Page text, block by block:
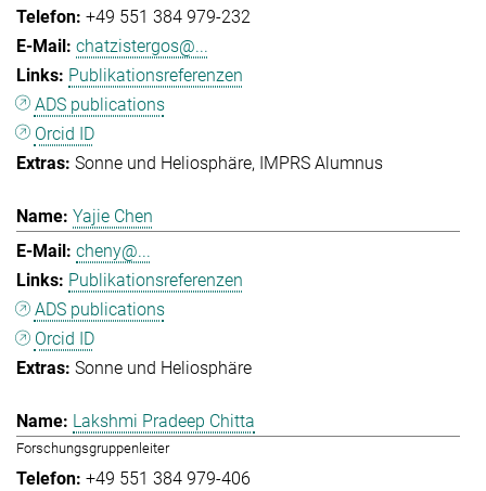
+49 551 384 979-232
chatzistergos@...
Publikationsreferenzen
ADS publications
Orcid ID
Sonne und Heliosphäre IMPRS Alumnus
Yajie Chen
cheny@...
Publikationsreferenzen
ADS publications
Orcid ID
Sonne und Heliosphäre
Lakshmi Pradeep Chitta
Forschungsgruppenleiter
+49 551 384 979-406